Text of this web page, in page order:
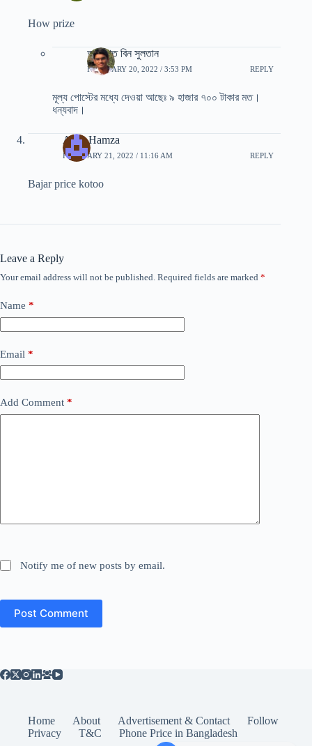
How prize
আরাফাত বিন সুলতান
FEBRUARY 20, 2022 / 3:53 PM REPLY
মূল্য পোস্টের মধ্যে দেওয়া আছেঃ ৯ হাজার ৭০০ টাকার মত।
ধন্যবাদ।
Amir Hamza
FEBRUARY 21, 2022 / 11:16 AM REPLY
Bajar price kotoo
Leave a Reply
Your email address will not be published. Required fields are marked *
Name *
Email *
Add Comment *
Notify me of new posts by email.
Post Comment
Home About Advertisement & Contact
Follow
Privacy
T&C Phone Price in Bangladesh